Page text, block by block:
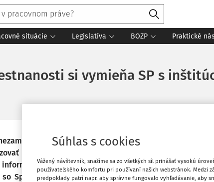
situácie Legislatíva BOZP Praktické
si vymieňa SP s
na Slovensku po ukončení
papierovým dokladom (tzv. prenosným
pre posúdenie dávky vymieňa s
Spojeným kráľovstvom Veľkej Británie a
Súhlas s cookies
Vážený návštevník, snažíme sa zo všetkých síl prinášať vysokú
používateľského komfortu pri používaní našich webstránok. Medzi
predpoklady patrí napr. aby správne fungovalo vyhľadávanie, aby